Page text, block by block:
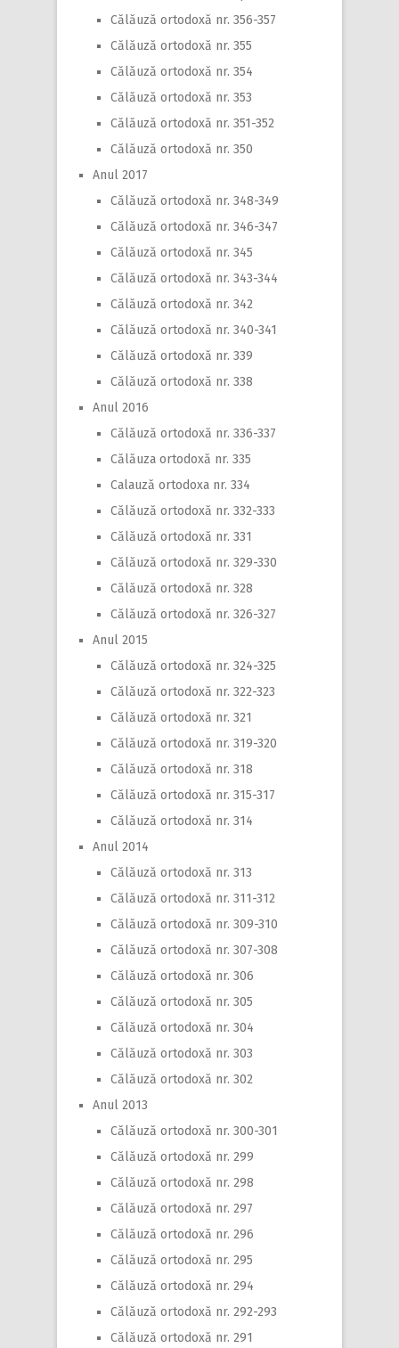
Călăuză ortodoxă nr. 356-357
Călăuză ortodoxă nr. 355
Călăuză ortodoxă nr. 354
Călăuză ortodoxă nr. 353
Călăuză ortodoxă nr. 351-352
Călăuză ortodoxă nr. 350
Anul 2017
Călăuză ortodoxă nr. 348-349
Călăuză ortodoxă nr. 346-347
Călăuză ortodoxă nr. 345
Călăuză ortodoxă nr. 343-344
Călăuză ortodoxă nr. 342
Călăuză ortodoxă nr. 340-341
Călăuză ortodoxă nr. 339
Călăuză ortodoxă nr. 338
Anul 2016
Călăuză ortodoxă nr. 336-337
Călăuza ortodoxă nr. 335
Calauză ortodoxa nr. 334
Călăuză ortodoxă nr. 332-333
Călăuză ortodoxă nr. 331
Călăuză ortodoxă nr. 329-330
Călăuză ortodoxă nr. 328
Călăuză ortodoxă nr. 326-327
Anul 2015
Călăuză ortodoxă nr. 324-325
Călăuză ortodoxă nr. 322-323
Călăuză ortodoxă nr. 321
Călăuză ortodoxă nr. 319-320
Călăuză ortodoxă nr. 318
Călăuză ortodoxă nr. 315-317
Călăuză ortodoxă nr. 314
Anul 2014
Călăuză ortodoxă nr. 313
Călăuză ortodoxă nr. 311-312
Călăuză ortodoxă nr. 309-310
Călăuză ortodoxă nr. 307-308
Călăuză ortodoxă nr. 306
Călăuză ortodoxă nr. 305
Călăuză ortodoxă nr. 304
Călăuză ortodoxă nr. 303
Călăuză ortodoxă nr. 302
Anul 2013
Călăuză ortodoxă nr. 300-301
Călăuză ortodoxă nr. 299
Călăuză ortodoxă nr. 298
Călăuză ortodoxă nr. 297
Călăuză ortodoxă nr. 296
Călăuză ortodoxă nr. 295
Călăuză ortodoxă nr. 294
Călăuză ortodoxă nr. 292-293
Călăuză ortodoxă nr. 291